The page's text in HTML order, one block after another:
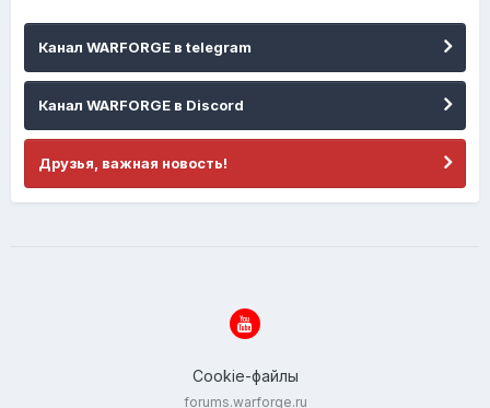
Канал WARFORGE в telegram
Канал WARFORGE в Discord
Друзья, важная новость!
Cookie-файлы
forums.warforge.ru